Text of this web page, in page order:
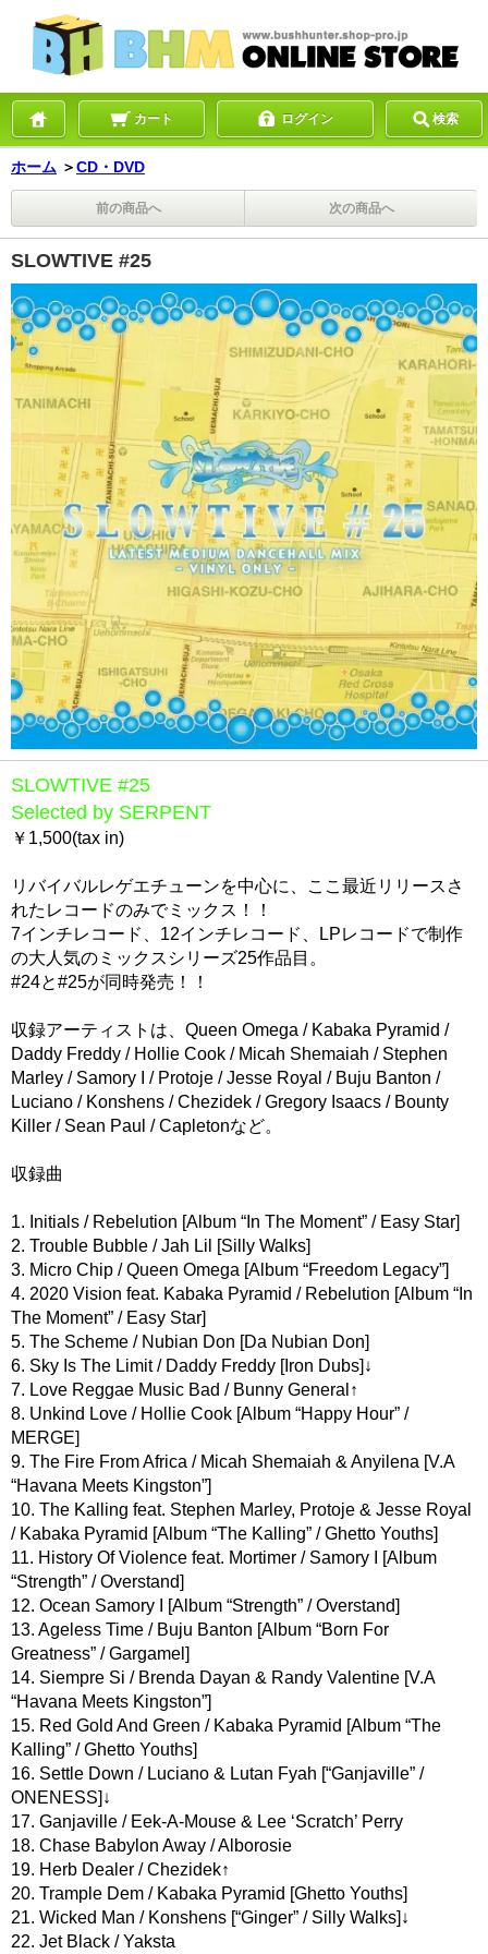
カート ログイン 検索
ホーム ＞CD・DVD
前の商品へ 次の商品へ
SLOWTIVE #25
SLOWTIVE #25
Selected by SERPENT
￥1,500(tax in)
リバイバルレゲエチューンを中心に、ここ最近リリースさ
れたレコードのみでミックス！！
7インチレコード、12インチレコード、LPレコードで制作
の大人気のミックスシリーズ25作品目。
#24と#25が同時発売！！
収録アーティストは、Queen Omega / Kabaka Pyramid /
Daddy Freddy / Hollie Cook / Micah Shemaiah / Stephen
Marley / Samory I / Protoje / Jesse Royal / Buju Banton /
Luciano / Konshens / Chezidek / Gregory Isaacs / Bounty
Killer / Sean Paul / Capletonなど。
収録曲
1. Initials / Rebelution [Album “In The Moment” / Easy Star]
2. Trouble Bubble / Jah Lil [Silly Walks]
3. Micro Chip / Queen Omega [Album “Freedom Legacy”]
4. 2020 Vision feat. Kabaka Pyramid / Rebelution [Album “In
The Moment” / Easy Star]
5. The Scheme / Nubian Don [Da Nubian Don]
6. Sky Is The Limit / Daddy Freddy [Iron Dubs]↓
7. Love Reggae Music Bad / Bunny General↑
8. Unkind Love / Hollie Cook [Album “Happy Hour” /
MERGE]
9. The Fire From Africa / Micah Shemaiah & Anyilena [V.A
“Havana Meets Kingston”]
10. The Kalling feat. Stephen Marley, Protoje & Jesse Royal
/ Kabaka Pyramid [Album “The Kalling” / Ghetto Youths]
11. History Of Violence feat. Mortimer / Samory I [Album
“Strength” / Overstand]
12. Ocean Samory I [Album “Strength” / Overstand]
13. Ageless Time / Buju Banton [Album “Born For
Greatness” / Gargamel]
14. Siempre Si / Brenda Dayan & Randy Valentine [V.A
“Havana Meets Kingston”]
15. Red Gold And Green / Kabaka Pyramid [Album “The
Kalling” / Ghetto Youths]
16. Settle Down / Luciano & Lutan Fyah [“Ganjaville” /
ONENESS]↓
17. Ganjaville / Eek-A-Mouse & Lee ‘Scratch’ Perry
18. Chase Babylon Away / Alborosie
19. Herb Dealer / Chezidek↑
20. Trample Dem / Kabaka Pyramid [Ghetto Youths]
21. Wicked Man / Konshens [“Ginger” / Silly Walks]↓
22. Jet Black / Yaksta